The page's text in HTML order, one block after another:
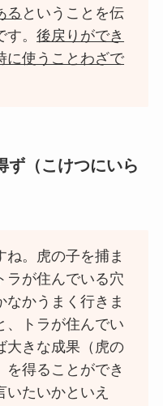
る ということを伝
す。後戻りができ
に使うことわざで
ず（こけつにいら
ね。虎の子を捕ま
ラが住んでいる穴
なかうまく行きま
、トラが住んでい
大きな成果（虎の
を得ることができ
いたいかといえ